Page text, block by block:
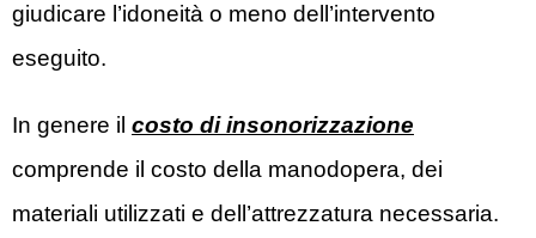
giudicare l’idoneità o meno dell’intervento
eseguito.
In genere il costo di insonorizzazione
comprende il costo della manodopera, dei
materiali utilizzati e dell’attrezzatura necessaria.